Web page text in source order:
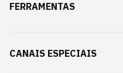
FERRAMENTAS
CANAIS ESPECIAIS